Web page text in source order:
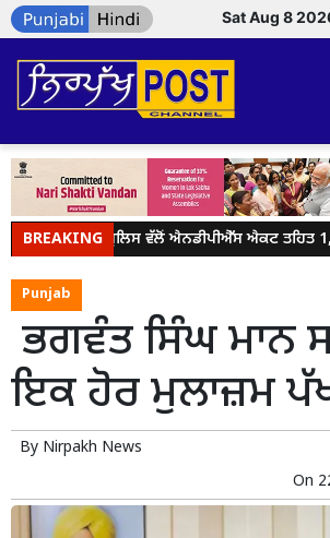
Sat Aug 8
BREAKING
ਜਲੰਧਰ ਪੁਲਿਸ ਵੱਲੋਂ ਐਨਡੀਪੀਐੱਸ ਐਕਟ ਤਹਿਤ
Punjab
ਭਗਵੰਤ ਸਿੰਘ ਮਾਨ
ਇਕ ਹੋਰ ਮੁਲਾਜ਼ਮ
By Nirpakh News
On